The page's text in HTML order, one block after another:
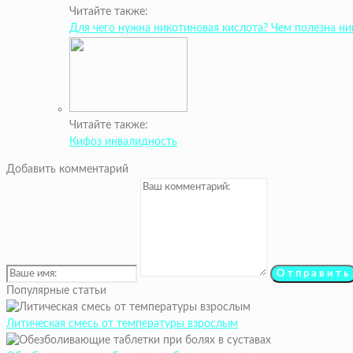
Читайте также:
Для чего нужна никотиновая кислота? Чем полезна
Читайте также:
Кифоз инвалидность
Добавить комментарий
Популярные статьи
Литическая смесь от температуры взрослым